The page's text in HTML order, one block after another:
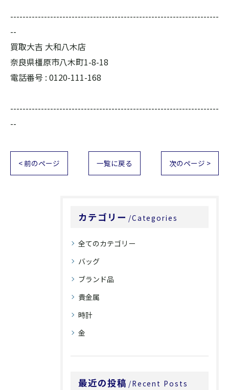
--------------------------------------------------------------------
--
買取大吉 大和八木店
奈良県橿原市八木町1-8-18
電話番号 : 0120-111-168
--------------------------------------------------------------------
--
< 前のページ 一覧に戻る 次のページ >
カテゴリー Categories
全てのカテゴリー
バッグ
ブランド品
貴金属
時計
金
最近の投稿 Recent Posts